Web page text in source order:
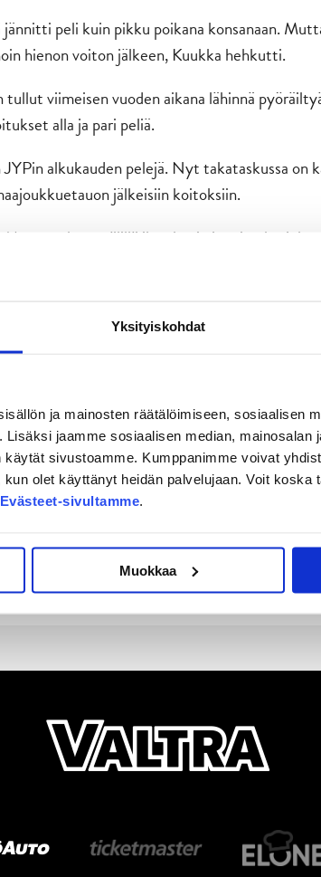
Yksityiskohdat
ja mainosten räätälöimiseen, sosiaalisen
jaamme sosiaalisen median, mainosalan
sivustoamme. Kumppanimme voivat
olet käyttänyt heidän palvelujaan. Voit koska
Evästeet-sivultamme.
Muokkaa
peli kuin pikku poikana konsanaan.
hienon voiton jälkeen, Kuukka hehkutti.
viimeisen vuoden aikana lähinnä
alla ja pari peliä.
alkukauden pelejä. Nyt takataskussa on
jälkeisiin koitoksiin.
on pelattu välillä ihan hyvin ja taisteltu joka
hyvää. Pystyttiin treenaamaan, puhumaan
Kuukka pohdiskeli.
tiistaina Hurrikaani vierailee Bernissä
Siitä viikon päästä on vuorossa toinen
marraskuuta. JYPin vieraaksi saapuu
TÄSTÄ LINKISTÄ.